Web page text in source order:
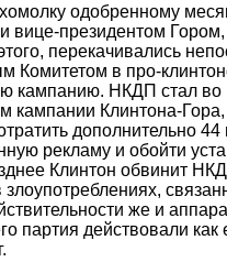
одобренному
вице-президентом
перекачивались
Комитетом в про-
кампанию. НКДП стал во
кампании Клинтона-
дополнительно
рекламу и обойти
Клинтон обвинит
злоупотреблениях,
же и
партия действовали